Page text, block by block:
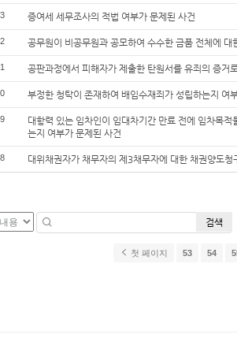
증여세 세무조사의 적법 여부가 문제된 사건
공무원이 비공무원과 공모하여 수수한 금품 전체에 대
공판과정에서 피해자가 제출한 탄원서를 유죄의 증거
부정한 청탁이 존재하여 배임수재죄가 성립하는지 여
대항력 있는 임차인이 임대차기간 만료 전에 임차목
는지 여부가 문제된 사건
대위채권자가 채무자의 제3채무자에 대한 채권양도
검색
첫 페이지 53 54